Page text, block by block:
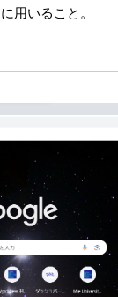
用いること。